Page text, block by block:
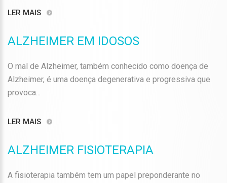
LER MAIS
ALZHEIMER EM IDOSOS
O mal de Alzheimer, também conhecido como doença de
Alzheimer, é uma doença degenerativa e progressiva que
provoca...
LER MAIS
ALZHEIMER FISIOTERAPIA
A fisioterapia também tem um papel preponderante no